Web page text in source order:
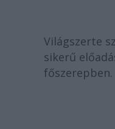
Világszerte
sikerű
főszerepben.